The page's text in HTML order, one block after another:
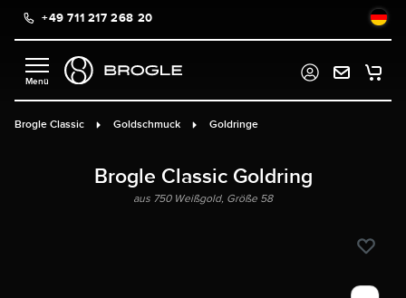
springen
+49 711 217 268 20
Brogle Classic Goldschmuck Goldringe
Brogle Classic Goldring
aus 750 Weißgold, Größe 58